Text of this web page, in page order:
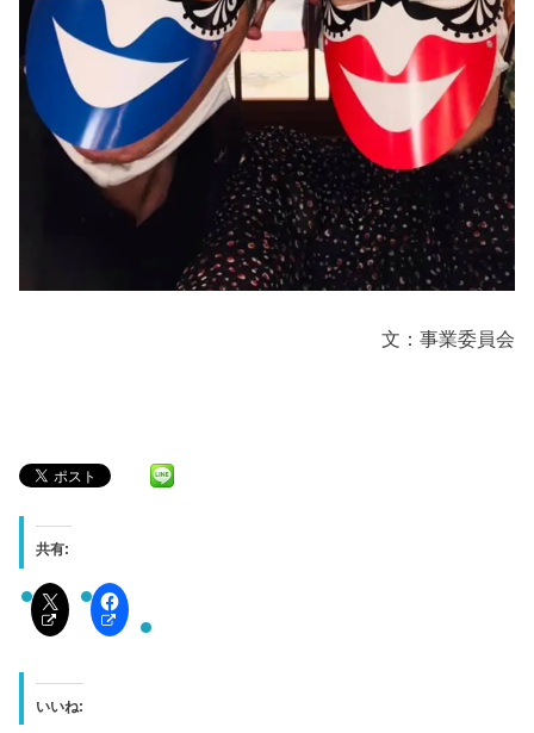
文：事業委員会
共有:
いいね: